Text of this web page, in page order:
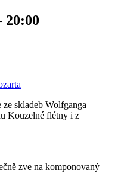
20:00
skladeb Wolfganga
Kouzelné flétny i z
zve na komponovaný